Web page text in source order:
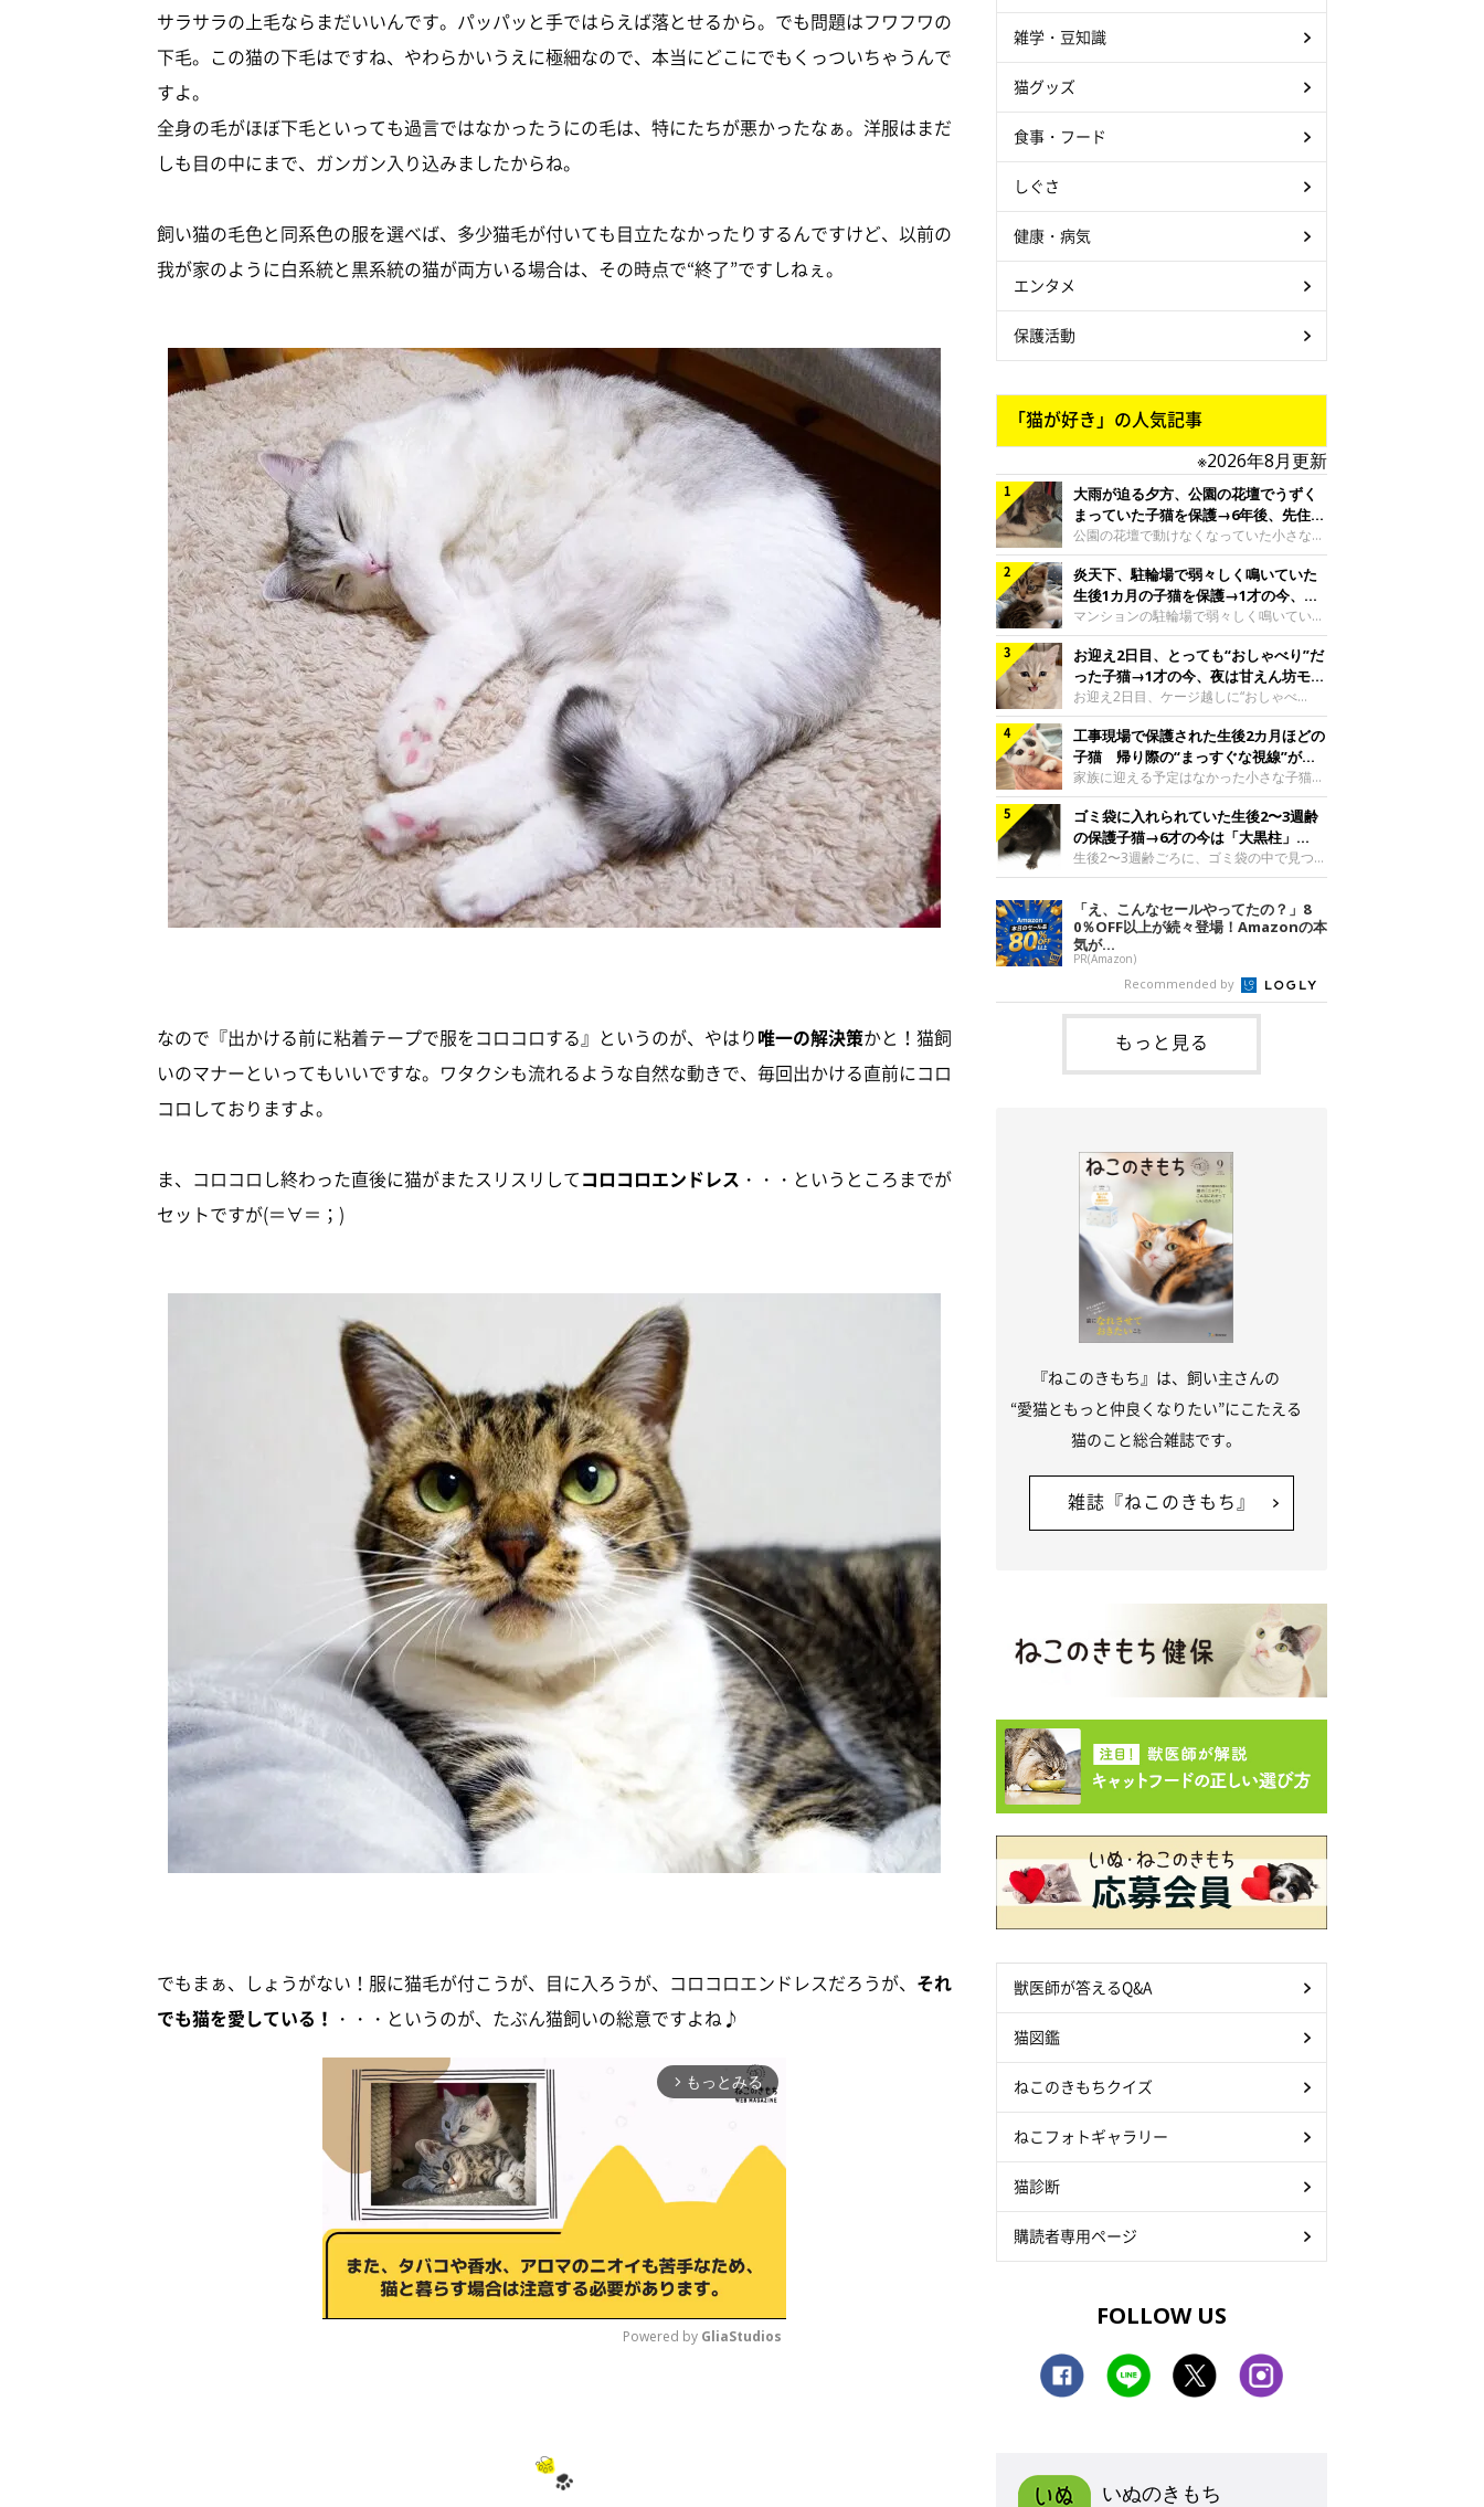
サラサラの上毛ならまだいいんです。パッパッと手ではらえば落とせるから。でも問題はフワフワの
下毛。この猫の下毛はですね、やわらかいうえに極細なので、本当にどこにでもくっついちゃうんで
すよ。
全身の毛がほぼ下毛といっても過言ではなかったうにの毛は、特にたちが悪かったなぁ。洋服はまだ
しも目の中にまで、ガンガン入り込みましたからね。
飼い猫の毛色と同系色の服を選べば、多少猫毛が付いても目立たなかったりするんですけど、以前の
我が家のように白系統と黒系統の猫が両方いる場合は、その時点で“終了”ですしねぇ。
なので『出かける前に粘着テープで服をコロコロする』というのが、やはり唯一の解決策かと！猫飼
いのマナーといってもいいですな。ワタクシも流れるような自然な動きで、毎回出かける直前にコロ
コロしておりますよ。
ま、コロコロし終わった直後に猫がまたスリスリしてコロコロエンドレス ・・・というところまでが
セットですが(＝∀＝；)
でもまぁ、しょうがない！服に猫毛が付こうが、目に入ろうが、コロコロエンドレスだろうが、 それ
でも猫を愛している！ ・・・というのが、たぶん猫飼いの総意ですよね♪
arrow_forward_ios もっとみる
Powered by GliaStudios
雑学・豆知識
猫グッズ
食事・フード
しぐさ
健康・病気
エンタメ
保護活動
「猫が好き」の人気記事
※2026年8月更新
大雨が迫る夕方、公園の花壇でうずく
まっていた子猫を保護→6年後、先住猫
と“姉妹”のような関係に
公園の花壇で動けなくなっていた小さな子
猫。家族に迎えられてから6年、先住猫と
の間には深い絆が育まれていました。保護
当時のティダちゃん。
@muumuu62197189紹介するのは、
X（旧Twitter）ユーザー
@muumuu62197189さんの愛猫・ティダ
ちゃん（取材時6才）の成長記録です。こ
ちらは、生後3カ月ごろのティダちゃん。
飼い主さんが出会ったのは、夜から大雨に
なると予報されていた日の夕方でした。花
壇で動けずにいた子猫保護したばかりのテ
ィダちゃん。@muumuu62197189飼い主
さんは、公園の
炎天下、駐輪場で弱々しく鳴いていた
生後1カ月の子猫を保護→1才の今、筋
肉質でツンデレなコに成長
マンションの駐輪場で弱々しく鳴いてい
た、生後1カ月ほどの子猫。家族に迎えら
れてから1年、体も行動も大きく成長しま
した。炎天下の駐輪場で鳴いていた小さな
子猫保護当時のモモちゃん。@Kingponzu
紹介するのは、X（旧Twitter）ユーザー
@Kingponzuさんの愛猫・モモちゃん（取
材時1才）の成長記録です。こちらは、モ
モちゃんが生後1カ月ごろに撮影された一
枚。飼い主さんの自宅マンションの駐輪場
で鳴いていたところを保護された当時の姿
です。子猫時代のモモちゃん。
@Kingponzuその日は気温が35℃を
お迎え2日目、とっても“おしゃべり”だ
った子猫→1才の今、夜は甘えん坊モー
ドになるコに成長！
お迎え2日目、ケージ越しに“おしゃべ
り”する姿を見せていた子猫。1才になった
今も見せる愛らしい姿にキュンとします。
お迎え2日目、ケージ越しに何かを伝える
ももちゃん“おしゃべり”なももちゃん。
@poocoonyan紹介するのは、Instagram
ユーザー@poocoonyanさんの愛猫・もも
ちゃん（取材時1才／マンチカン）です。
こちらの動画は、ももちゃんが生後2カ月
を過ぎたころ、お迎え2日目に撮影された
ため、当時はケージの中で過ごしていまし
た。鳴いてアピールするももち
工事現場で保護された生後2カ月ほどの
子猫 帰り際の“まっすぐな視線”が忘
れられず、家族の一員に
家族に迎える予定はなかった小さな子猫。
帰り際に見せた姿が、飼い主さんの心に残
りました。保護当時の夏目ちゃん。
@shibainu_rintaro紹介するのは、
Instagramユーザー@shibainu_rintaroさ
んの愛猫・夏目（なつめ）ちゃん（取材時
れ、保護された当時は生後2カ月ほどだっ
たといいます。新しい飼い主を探すつもり
が……保護されてケージに入っている夏目
ちゃん。@shibainu_rintaro夏目ちゃんを
保護したのは、以前、飼い主さんの愛猫・
ちくわく
ゴミ袋に入れられていた生後2〜3週齢
の保護子猫→6才の今は「大黒柱」
に！ 美しい黒猫に成長した姿にグッ
とくる
生後2〜3週齢ごろに、ゴミ袋の中で見つか
った小さな命。ミルクから育てられたその
子猫は今、家族に欠かせない存在へと成長
しました。ゴミ袋の中で見つかった、ミニ
モグラのような子猫よちよち歩きをしてい
たころの、生後2〜3週齢ごろのドンちゃ
ん。@doddou_1今回紹介するのは、
X（旧Twitter）ユーザー@doddou_1さん
の愛猫・ドンちゃん（取材時、推定6才／
本名：ドミトリー・ドンスコイ）。ドンち
ゃんは、保護猫でした。ドンちゃんが見つ
かったのは、飼い主さんの姉の勤め先の敷
「え、こんなセールやってたの？」8
0％OFF以上が続々登場！Amazonの本
気が...
PR(Amazon)
Recommended by
もっと見る
『ねこのきもち』は、飼い主さんの
“愛猫ともっと仲良くなりたい”にこたえる
猫のこと総合雑誌です。
雑誌『ねこのきもち』
獣医師が答えるQ&A
猫図鑑
ねこのきもちクイズ
ねこフォトギャラリー
猫診断
購読者専用ページ
FOLLOW US
いぬのきもち